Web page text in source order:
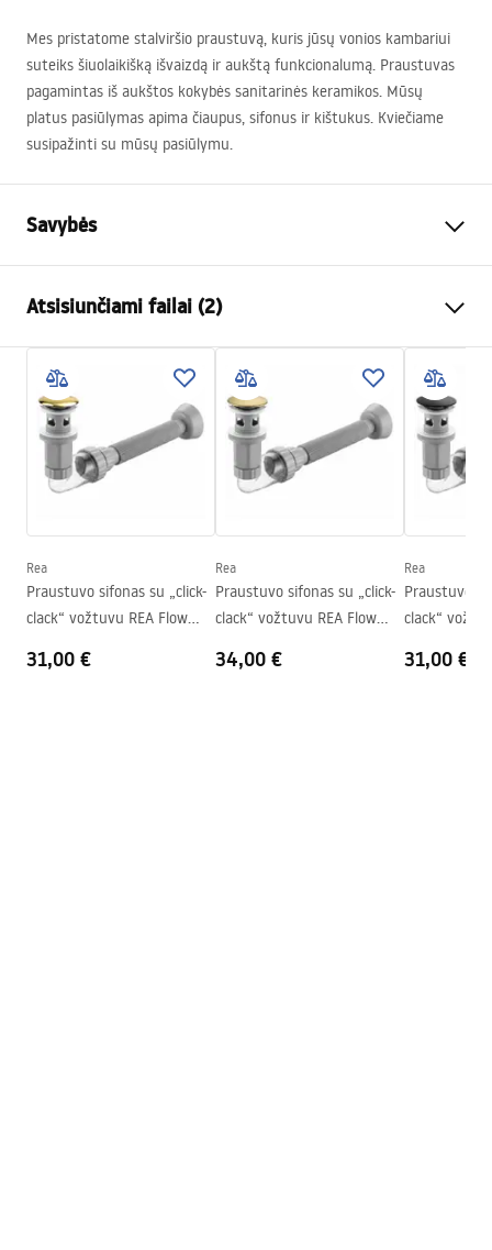
Mes pristatome stalviršio praustuvą, kuris jūsų vonios kambariui
suteiks šiuolaikišką išvaizdą ir aukštą funkcionalumą. Praustuvas
pagamintas iš aukštos kokybės sanitarinės keramikos. Mūsų
platus pasiūlymas apima čiaupus, sifonus ir kištukus. Kviečiame
susipažinti su mūsų pasiūlymu.
Savybės
Medžiaga
Spalva
Oranžinė
Apdaila
Matinis
Ilgis
370
Plotis
370mm
Aukštis
135
Forma
Skylė baterijom
Ne
Atsisiunčiami failai (2)
Surinkimo instrukcijos
Garantijos sąlygos
Rea
Praustuvo sifonas su „click-
clack“ vožtuvu REA Flow
31,00 €
Rea
Praustuvo sifonas su „click-
clack“ vožtuvu REA Flow
34,00 €
Rea
Praustuvo
clack“
31,00 €